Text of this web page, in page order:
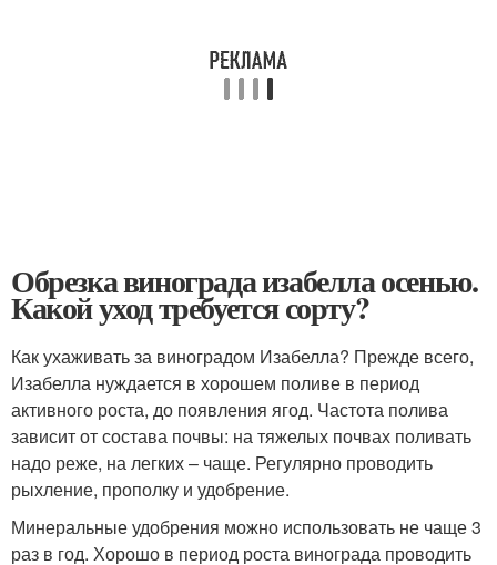
Обрезка винограда изабелла осенью.
Какой уход требуется сорту?
Как ухаживать за виноградом Изабелла? Прежде всего,
Изабелла нуждается в хорошем поливе в период
активного роста, до появления ягод. Частота полива
зависит от состава почвы: на тяжелых почвах поливать
надо реже, на легких – чаще. Регулярно проводить
рыхление, прополку и удобрение.
Минеральные удобрения можно использовать не чаще 3
раз в год. Хорошо в период роста винограда проводить